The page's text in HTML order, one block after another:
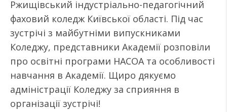
Ржищівський індустріально-педагогічний
фаховий коледж Київської області. Під час
зустрічі з майбутніми випускниками
Коледжу, представники Академії розповіли
про освітні програми НАСОА та особливості
навчання в Академії. Щиро дякуємо
адміністрації Коледжу за сприяння в
організації зустрічі!